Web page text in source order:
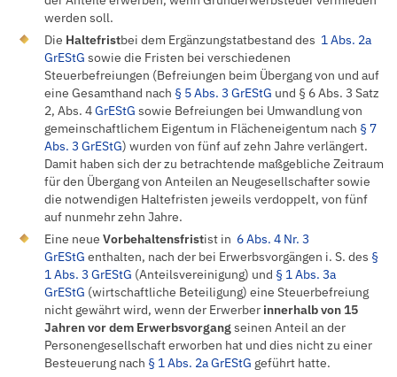
werden soll.
Die Haltefristbei dem Ergänzungstatbestand des 1 Abs. 2a
GrEStG sowie die Fristen bei verschiedenen
Steuerbefreiungen (Befreiungen beim Übergang von und auf
eine Gesamthand nach § 5 Abs. 3 GrEStG und § 6 Abs. 3 Satz
2, Abs. 4GrEStG sowie Befreiungen bei Umwandlung von
gemeinschaftlichem Eigentum in Flächeneigentum nach § 7
Abs. 3 GrEStG) wurden von fünf auf zehn Jahre verlängert.
Damit haben sich der zu betrachtende maßgebliche Zeitraum
für den Übergang von Anteilen an Neugesellschafter sowie
die notwendigen Haltefristen jeweils verdoppelt, von fünf
auf nunmehr zehn Jahre.
Eine neue Vorbehaltensfristist in 6 Abs. 4 Nr. 3
GrEStG enthalten, nach der bei Erwerbsvorgängen i. S. des §
1 Abs. 3 GrEStG (Anteilsvereinigung) und § 1 Abs. 3a
GrEStG (wirtschaftliche Beteiligung) eine Steuerbefreiung
nicht gewährt wird, wenn der Erwerber innerhalb von 15
Jahren vor dem Erwerbsvorgangseinen Anteil an der
Personengesellschaft erworben hat und dies nicht zu einer
Besteuerung nach § 1 Abs. 2a GrEStG geführt hatte.